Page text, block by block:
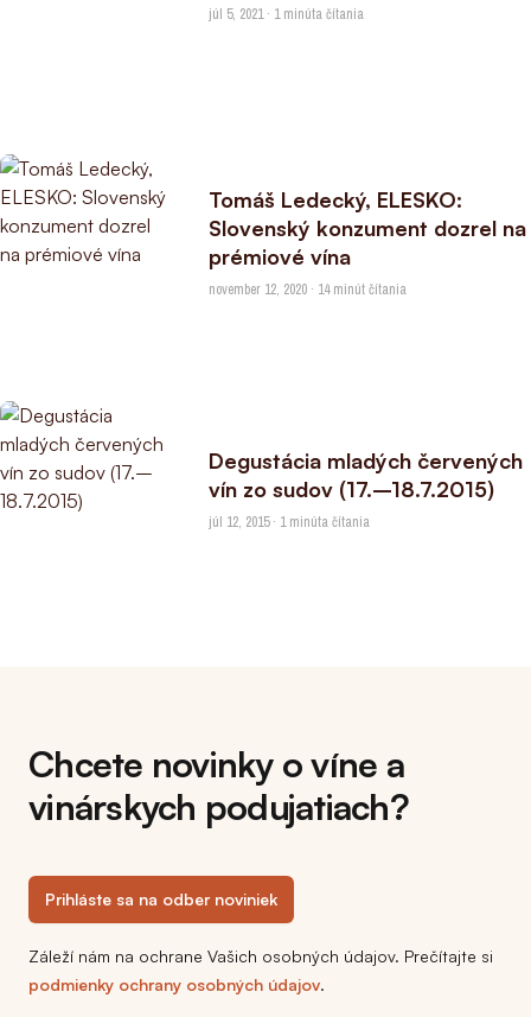
júl 5, 2021 · 1 minúta čítania
Tomáš Ledecký, ELESKO:
Slovenský konzument dozrel na
prémiové vína
november 12, 2020 · 14 minút čítania
Degustácia mladých červených
vín zo sudov (17.–18.7.2015)
júl 12, 2015 · 1 minúta čítania
Chcete novinky o víne a
vinárskych podujatiach?
Prihláste sa na odber noviniek
Záleží nám na ochrane Vašich osobných údajov. Prečítajte si
podmienky ochrany osobných údajov.